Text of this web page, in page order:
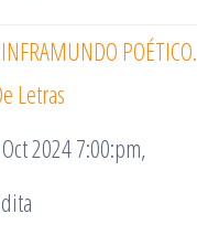
POÉTICO.
Letras
2024 7:00:pm,